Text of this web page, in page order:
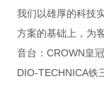
我们以雄厚的科技
方案的基础上，为
音台：CROWN皇
DIO-TECHNICA铁